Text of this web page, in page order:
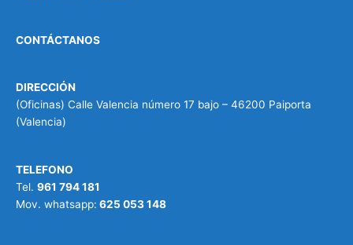
CONTÁCTANOS
DIRECCIÓN
(Oficinas) Calle Valencia número 17 bajo – 46200 Paiporta
(Valencia)
TELEFONO
Tel. 961 794 181
Mov. whatsapp: 625 053 148